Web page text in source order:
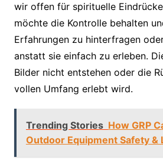
wir offen für spirituelle
möchte die Kontrolle behalten
Erfahrungen zu hinterfragen
anstatt sie einfach zu erleben.
Bilder nicht entstehen oder die
vollen Umfang erlebt wird.
Trending Stories How GRP
Outdoor Equipment Safety &